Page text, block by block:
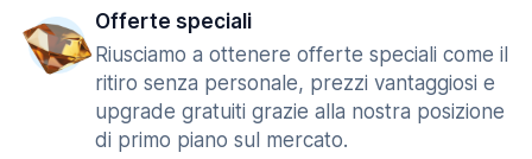
Offerte speciali
Riusciamo a ottenere offerte speciali come il
ritiro senza personale, prezzi vantaggiosi e
upgrade gratuiti grazie alla nostra posizione
di primo piano sul mercato.